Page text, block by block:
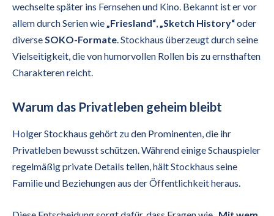
wechselte später ins Fernsehen und Kino. Bekannt ist er vor
allem durch Serien wie„Friesland“,„Sketch History“oder
diverseSOKO-Formate. Stockhaus überzeugt durch seine
Vielseitigkeit, die von humorvollen Rollen bis zu ernsthaften
Charakteren reicht.
Warum das Privatleben geheim bleibt
Holger Stockhaus gehört zu den Prominenten, die ihr
Privatleben bewusst schützen. Während einige Schauspieler
regelmäßig private Details teilen, hält Stockhaus seine
Familie und Beziehungen aus der Öffentlichkeit heraus.